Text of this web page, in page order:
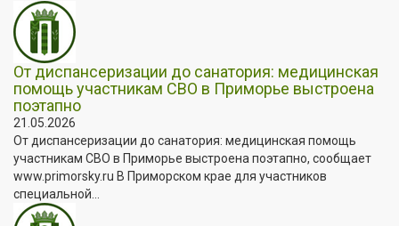
От диспансеризации до санатория: медицинская
помощь участникам СВО в Приморье выстроена
поэтапно
21.05.2026
От диспансеризации до санатория: медицинская помощь
участникам СВО в Приморье выстроена поэтапно, сообщает
www.primorsky.ru В Приморском крае для участников
специальной...